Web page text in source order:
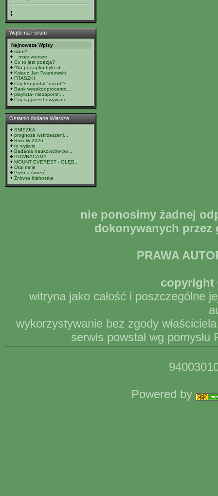
Wątki na Forum
Najnowsze Wpisy
slam?
...moje wiersze
Co to jest poezja?
"Na początku było sł...
Ksiądz Jan Twardowski
FRASZKI
Czy ten portal "umarł"?
Bank wysokooprocento...
playlista- niezapomn...
Czy są przechowywane...
Ostatnio dodane Wiersze
ŚNIEŻKA
prognoza wskrzeszeni...
Bukolik 2026
to wyjście
Badania naukowców po...
POWRACAMY
MOUNT EVEREST - GŁĘB...
Otul mnie
Piękna śmierć
Żniwna błahostka
nie ponosimy żadnej
dokonywanych
PRAWA
copyright
witryna jako całość i poszczególne
wykorzystywanie bez zgody
serwis powstał wg
Powered by